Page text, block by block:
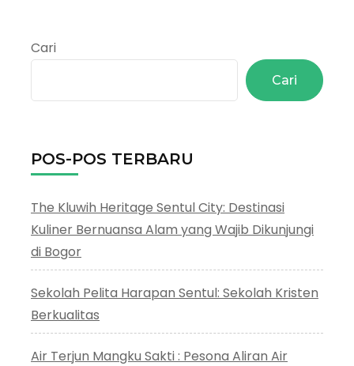
–
Ipik
Gandamana
Cari
Cari
POS-POS TERBARU
The Kluwih Heritage Sentul City: Destinasi
Kuliner Bernuansa Alam yang Wajib Dikunjungi
di Bogor
Sekolah Pelita Harapan Sentul: Sekolah Kristen
Berkualitas
Air Terjun Mangku Sakti : Pesona Aliran Air